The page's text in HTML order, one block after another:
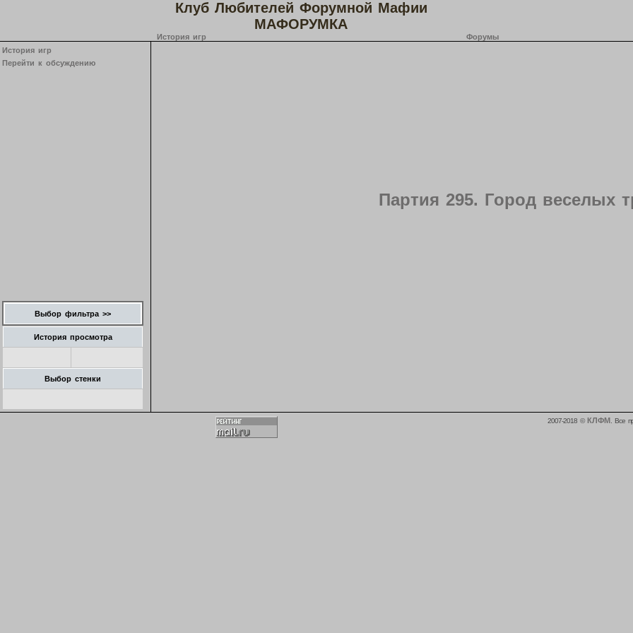
Клуб Любителей Форумной Мафии
МАФОРУМКА
История игр Форумы
История игр
Перейти к обсуждению
Выбор фильтра >>
История просмотра
Выбор стенки
Партия 295. Город веселых
2007-2018 © КЛФМ . Все